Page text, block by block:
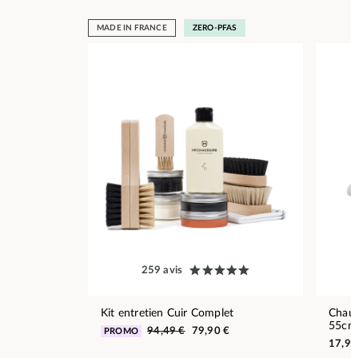
MADE IN FRANCE ZERO-PFAS
259 avis
Kit entretien Cuir Complet
PROMO 94,49 € 79,90 €